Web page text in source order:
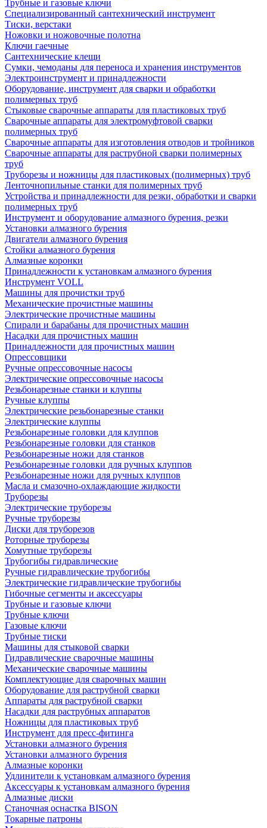
Трубные и газовые ключи
Специализированный сантехнический инструмент
Тиски, верстаки
Ножовки и ножовочные полотна
Ключи гаечные
Сантехнические клещи
Сумки, чемоданы для переноса и хранения инструментов
Электроинструмент и принадлежности
Оборудование, инструмент для сварки и обработки
полимерных труб
Стыковые сварочные аппараты для пластиковых труб
Сварочные аппараты для электромуфтовой сварки
полимерных труб
Сварочные аппараты для изготовления отводов и тройников
Сварочные аппараты для раструбной сварки полимерных
труб
Труборезы и ножницы для пластиковых (полимерных) труб
Ленточнопильные станки для полимерных труб
Устройства и принадлежности для резки, обработки и сварки
полимерных труб
Инструмент и оборудование алмазного бурения, резки
Установки алмазного бурения
Двигатели алмазного бурения
Стойки алмазного бурения
Алмазные коронки
Принадлежности к установкам алмазного бурения
Инструмент VOLL
Машины для прочистки труб
Механические прочистные машины
Электрические прочистные машины
Спирали и барабаны для прочистных машин
Насадки для прочистных машин
Принадлежности для прочистных машин
Опрессовщики
Ручные опрессовочные насосы
Электрические опрессовочные насосы
Резьбонарезные станки и клуппы
Ручные клуппы
Электрические резьбонарезные станки
Электрические клуппы
Резьбонарезные головки для клуппов
Резьбонарезные головки для станков
Резьбонарезные ножи для станков
Резьбонарезные головки для ручных клуппов
Резьбонарезные ножи для ручных клуппов
Масла и смазочно-охлаждающие жидкости
Труборезы
Электрические труборезы
Ручные труборезы
Диски для труборезов
Роторные труборезы
Хомутные труборезы
Трубогибы гидравлические
Ручные гидравлические трубогибы
Электрические гидравлические трубогибы
Гибочные сегменты и аксессуары
Трубные и газовые ключи
Трубные ключи
Газовые ключи
Трубные тиски
Машины для стыковой сварки
Гидравлические сварочные машины
Механические сварочные машины
Комплектующие для сварочных машин
Оборудование для раструбной сварки
Аппараты для раструбной сварки
Насадки для раструбных аппаратов
Ножницы для пластиковых труб
Инструмент для пресс-фитинга
Установки алмазного бурения
Установки алмазного бурения
Алмазные коронки
Удлинители к установкам алмазного бурения
Аксессуары к установкам алмазного бурения
Алмазные диски
Станочная оснастка BISON
Токарные патроны